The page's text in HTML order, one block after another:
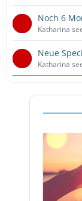
Noch 6
Katharina
Neue
Katharina